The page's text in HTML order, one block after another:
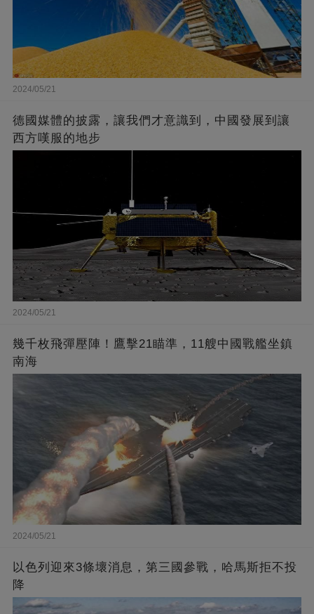
2024/05/21
德國媒體的披露，讓我們才意識到，中國發展到讓
西方嘆服的地步
2024/05/21
幾千枚飛彈壓陣！鷹擊21瞄準，11艘中國戰艦坐鎮
南海
2024/05/21
以色列迎來3條壞消息，第三國參戰，哈馬斯拒不投
降